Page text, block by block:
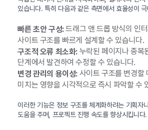
있습니다. 특히 다음과 같은 측면에서 효율성이
빠른 초안 구성:드래그 앤 드롭 방식의 인
사이트 구조를 빠르게 설계할 수 있습니다.
구조적 오류 최소화:누락된 페이지나 중복
단계에서 발견하여 수정할 수 있습니다.
변경 관리의 용이성:사이트 구조를 변경할
미치는 영향을 시각적으로 즉시 파악할 수
이러한 기능은 정보 구조를 체계화하려는 기획자
도움을 주며, 프로젝트 진행 속도를 향상시킵니다.